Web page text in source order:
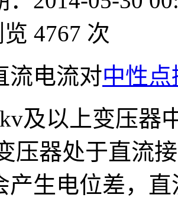
4767 次
流电流对中性
及以上变压器
压器处于直流
产生电位差，